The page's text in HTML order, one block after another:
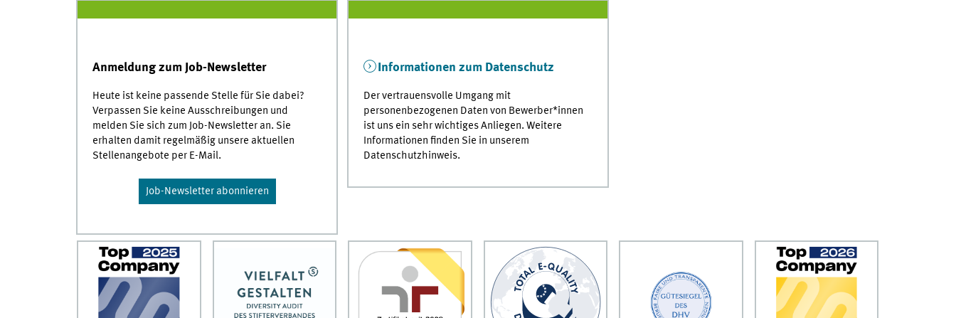
Anmeldung zum Job-Newsletter
Heute ist keine passende Stelle für Sie dabei?
Verpassen Sie keine Ausschreibungen und
melden Sie sich zum Job-Newsletter an. Sie
erhalten damit regelmäßig unsere aktuellen
Stellenangebote per E-Mail.
Job-Newsletter abonnieren
Informationen zum Datenschutz
Der vertrauensvolle Umgang mit
personenbezogenen Daten von Bewerber*innen
ist uns ein sehr wichtiges Anliegen. Weitere
Informationen finden Sie in unserem
Datenschutzhinweis.